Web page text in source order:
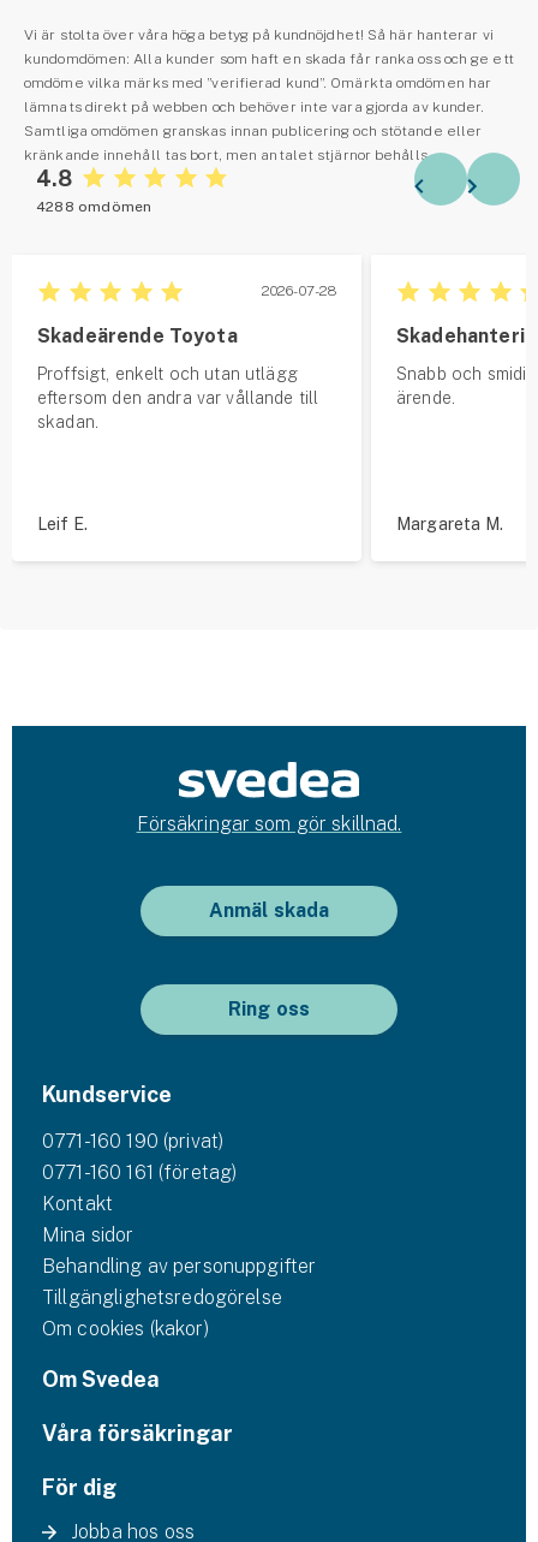
Vi är stolta över våra höga betyg på kundnöjdhet! Så här hanterar vi
kundomdömen: Alla kunder som haft en skada får ranka oss och ge ett
omdöme vilka märks med ”verifierad kund”. Omärkta omdömen har
lämnats direkt på webben och behöver inte vara gjorda av kunder.
Samtliga omdömen granskas innan publicering och stötande eller
kränkande innehåll tas bort, men antalet stjärnor behålls.
4.8
4288 omdömen
2026-07-28
Skadeärende Toyota
Proffsigt, enkelt och utan utlägg
eftersom den andra var vållande till
skadan.
Leif E.
Snabb och
ärende.
Margareta M.
Försäkringar som gör skillnad.
Anmäl skada
Ring oss
Kundservice
0771-160 190 (privat)
0771-160 161 (företag)
Kontakt
Mina sidor
Behandling av personuppgifter
Tillgänglighetsredogörelse
Om cookies (kakor)
Om Svedea
Våra försäkringar
För dig
Jobba hos oss